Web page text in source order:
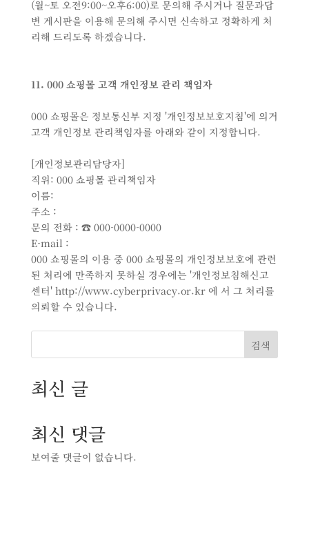
(월~토 오전9:00~오후6:00)로 문의해 주시거나 질문과답
변 게시판을 이용해 문의해 주시면 신속하고 정확하게 처
리해 드리도록 하겠습니다.
11. 000 쇼핑몰 고객 개인정보 관리 책임자
000 쇼핑몰은 정보통신부 지정 '개인정보보호지침'에 의거
고객 개인정보 관리책임자를 아래와 같이 지정합니다.
[개인정보관리담당자]
직위: 000 쇼핑몰 관리책임자
이름:
주소 :
문의 전화 : ☎ 000-0000-0000
E-mail :
000 쇼핑몰의 이용 중 000 쇼핑몰의 개인정보보호에 관련
된 처리에 만족하지 못하실 경우에는 '개인정보침해신고
센터' http://www.cyberprivacy.or.kr 에 서 그 처리를
의뢰할 수 있습니다.
검색
최신 글
최신 댓글
보여줄 댓글이 없습니다.